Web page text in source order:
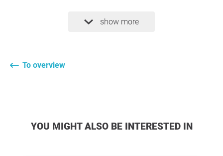
show more
To overview
YOU MIGHT ALSO BE INTERESTED IN